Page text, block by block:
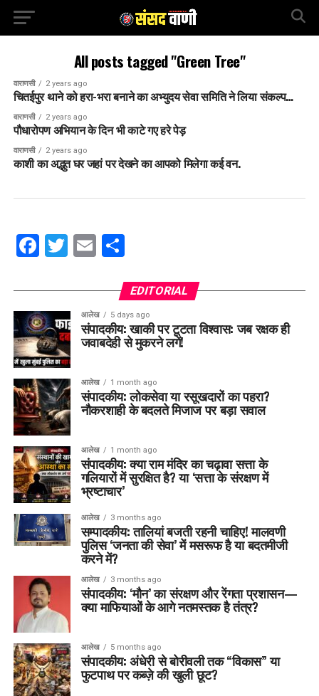
All posts tagged "Green Tree"
वाराणसी 2 years ago
चितईपुर थाने को हरा-भरा बनाने का अभ्युदय सेवा समिति ने लिया संकल्प…
वाराणसी 2 years ago
पौधारोपण अभियान के दिन भी काटे गए हरे पेड़
वाराणसी 2 years ago
काशी का अद्भुत घर जहां पर देखने का आपको मिलेगा कई वन.
Facebook
Twitter
EmailShare
EDITORIAL
आलेख 5 days ago
संपादकीय: खाकी पर टूटता विश्वास: जब रक्षक ही
जवाबदेही से मुकरने लगें!
आलेख 1 month ago
संपादकीय: लोकसेवा या रसूखदारों का पहरा?
नौकरशाही के बदलते मिजाज पर बड़ा सवाल
आलेख 1 month ago
संपादकीय: क्या राम मंदिर का चढ़ावा सत्ता के
गलियारों में सुरक्षित है? या ‘सत्ता के संरक्षण में
भ्रष्टाचार’
आलेख 3 months ago
सम्पादकीय: तालियां बजती रहनी चाहिए! मालवणी
पुलिस ‘जनता की सेवा’ में मसरूफ है या बदतमीजी
करने में?
आलेख 3 months ago
संपादकीय: ‘मौन’ का संरक्षण और रेंगता प्रशासन—
क्या माफियाओं के आगे नतमस्तक है तंत्र?
आलेख 5 months ago
संपादकीय: अंधेरी से बोरीवली तक “विकास” या
फुटपाथ पर कब्ज़े की खुली छूट?